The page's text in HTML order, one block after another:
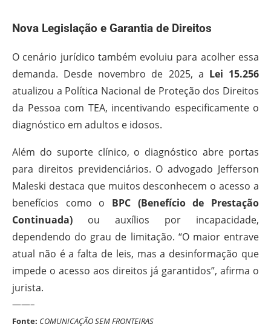
Nova Legislação e Garantia de Direitos
O cenário jurídico também evoluiu para acolher essa
demanda. Desde novembro de 2025, a Lei 15.256
atualizou a Política Nacional de Proteção dos Direitos
da Pessoa com TEA, incentivando especificamente o
diagnóstico em adultos e idosos.
Além do suporte clínico, o diagnóstico abre portas
para direitos previdenciários. O advogado Jefferson
Maleski destaca que muitos desconhecem o acesso a
benefícios como o BPC (Benefício de Prestação
Continuada) ou auxílios por incapacidade,
dependendo do grau de limitação. “O maior entrave
atual não é a falta de leis, mas a desinformação que
impede o acesso aos direitos já garantidos”, afirma o
jurista.
——–
Fonte: COMUNICAÇÃO SEM FRONTEIRAS